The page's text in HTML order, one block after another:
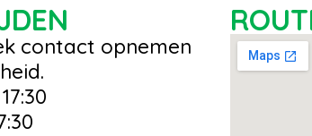
contact opnemen